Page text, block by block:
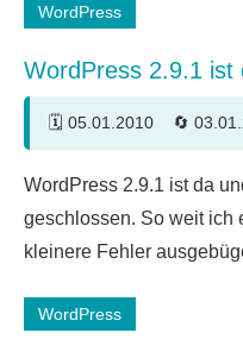
WordPress
WordPress 2.9.1 ist
05.01.2010
Kommentare
WordPress 2.9.1 ist da
geschlossen. So weit ich
kleinere Fehler
WordPress